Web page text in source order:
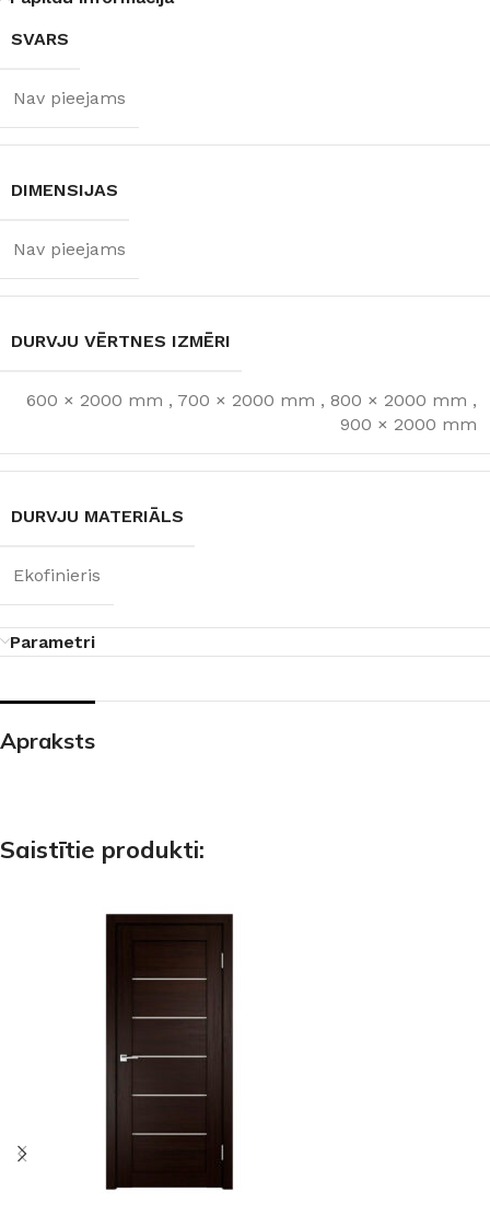
SVARS
Nav pieejams
DIMENSIJAS
Nav pieejams
DURVJU VĒRTNES IZMĒRI
600 × 2000 mm , 700 × 2000 mm , 800 × 2000 mm ,
900 × 2000 mm
DURVJU MATERIĀLS
Ekofinieris
Parametri
Apraksts
Saistītie produkti: